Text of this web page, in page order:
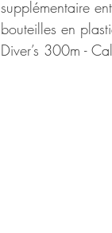
supplémentaire
bouteilles en
Diver’s 300m -